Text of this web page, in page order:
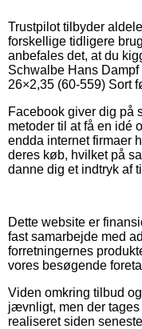
Trustpilot tilbyder
forskellige tidligere
anbefales det, at du
Schwalbe Hans
26×2,35 (60-559) Sort
Facebook giver dig på
metoder til at få en idé
endda internet firmaer
deres køb, hvilket på
danne dig et indtryk af
Dette website er
fast samarbejde med
forretningernes
vores besøgende
Viden omkring tilbud
jævnligt, men der
realiseret siden